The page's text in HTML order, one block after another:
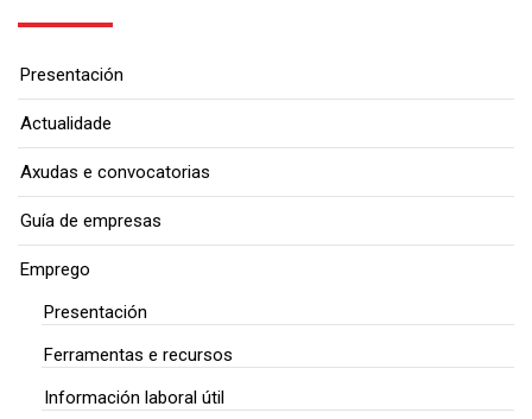
Presentación
Actualidade
Axudas e convocatorias
Guía de empresas
Emprego
Presentación
Ferramentas e recursos
Información laboral útil